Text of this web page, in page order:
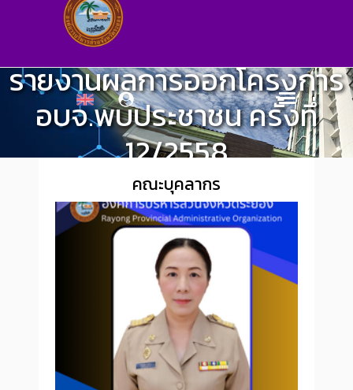
รายงานผลการออกโครงการ
อบจ.พบประชาชน ครั้งทึ่
12/2558
Division of PAO Council Affairs>
คณะบุคลากร